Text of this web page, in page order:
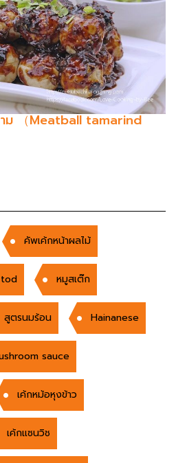
ม （Meatball tamarind
คัพเค้กหน้าผลไม้
หมูสเต๊ก
สูตรนมร้อน Hainanese
sauce
เค้กหม้อหุงข้าว
เค้กแซนวิช